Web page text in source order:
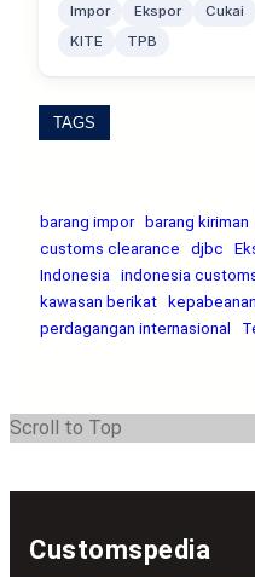
Impor Ekspor Cukai
KITE
TPB
TAGS
barang impor barang kiriman
customs clearance
djbc
Indonesia
indonesia
kawasan berikat
kepabeanan
perdagangan internasional
Scroll to Top
Customspedia